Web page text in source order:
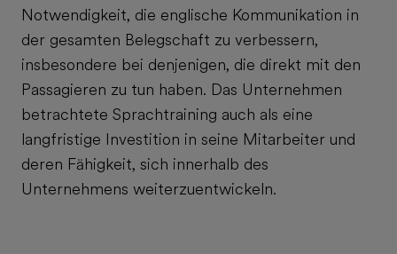
Notwendigkeit, die englische Kommunikation in
der gesamten Belegschaft zu verbessern,
insbesondere bei denjenigen, die direkt mit den
Passagieren zu tun haben. Das Unternehmen
betrachtete Sprachtraining auch als eine
langfristige Investition in seine Mitarbeiter und
deren Fähigkeit, sich innerhalb des
Unternehmens weiterzuentwickeln.